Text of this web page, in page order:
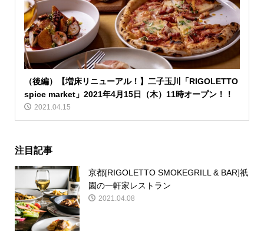
（後編）【増床リニューアル！】二子玉川「RIGOLETTO
spice market」2021年4月15日（木）11時オープン！！
2021.04.15
注目記事
京都[RIGOLETTO SMOKEGRILL & BAR]祇
園の一軒家レストラン
2021.04.08